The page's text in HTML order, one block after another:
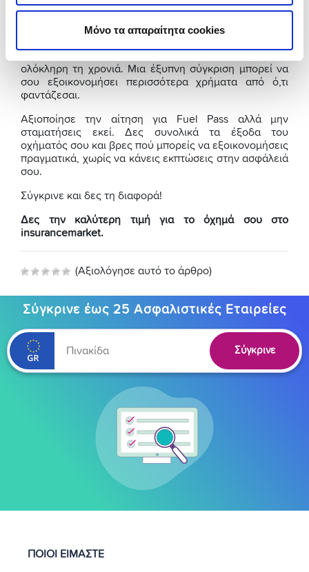
Μόνο τα απαραίτητα cookies
σου για αυτό το δίμηνο.
ολόκληρη τη χρονιά. Μια έξυπνη σύγκριση μπορεί να
σου εξοικονομήσει περισσότερα χρήματα από ό,τι
φαντάζεσαι.
Αξιοποίησε την αίτηση για Fuel Pass αλλά μην
σταματήσεις εκεί. Δες συνολικά τα έξοδα του
οχήματός σου και βρες πού μπορείς να εξοικονομήσεις
πραγματικά, χωρίς να κάνεις εκπτώσεις στην ασφάλειά
σου.
Σύγκρινε και δες τη διαφορά!
Δες την καλύτερη τιμή για το όχημά σου στο
insurancemarket.
(Αξιολόγησε αυτό το άρθρο)
Σύγκρινε έως 25 Ασφαλιστικές Εταιρείες
Σύγκρινε
ΠΟΙΟΙ ΕΙΜΑΣΤΕ